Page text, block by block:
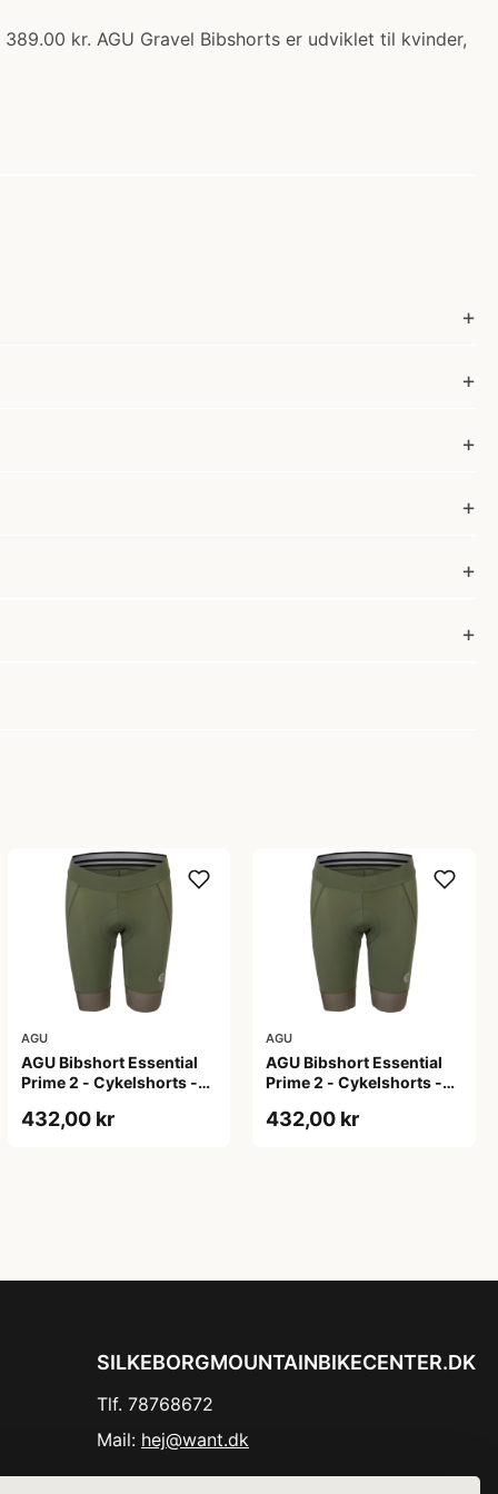
kr. AGU Gravel Bibshorts er udviklet til kvinder,
AGU
AGU Bibshort Essential
Prime 2 - Cykelshorts -
2XL
432,00 kr
AGU
AGU Bibshort Essential
Prime 2 - Cykelshorts -
432,00 kr
SILKEBORGMOUNTAINBIKECENTER.DK
Tlf. 78768672
Mail: hej@want.dk